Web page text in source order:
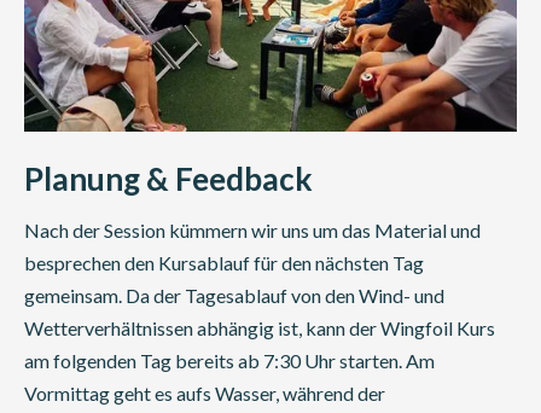
Planung & Feedback
Nach der Session kümmern wir uns um das Material und
besprechen den Kursablauf für den nächsten Tag
gemeinsam. Da der Tagesablauf von den Wind- und
Wetterverhältnissen abhängig ist, kann der Wingfoil Kurs
am folgenden Tag bereits ab 7:30 Uhr starten. Am
Vormittag geht es aufs Wasser, während der